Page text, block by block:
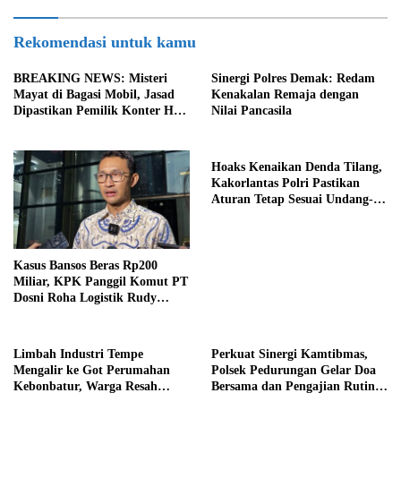
Rekomendasi untuk kamu
BREAKING NEWS: Misteri
Mayat di Bagasi Mobil, Jasad
Dipastikan Pemilik Konter HP
Sinergi Polres Demak: Redam
Kenakalan Remaja dengan
Nilai Pancasila
Kasus Bansos Beras Rp200
Miliar, KPK Panggil Komut PT
Dosni Roha Logistik Rudy
Hoaks Kenaikan Denda Tilang,
Kakorlantas Polri Pastikan
Aturan Tetap Sesuai Undang-
Limbah Industri Tempe
Mengalir ke Got Perumahan
Kebonbatur, Warga Resah
Perkuat Sinergi Kamtibmas,
Polsek Pedurungan Gelar Doa
Bersama dan Pengajian Rutin